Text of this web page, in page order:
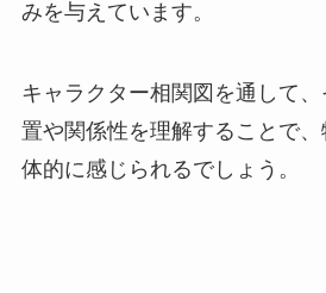
みを与えています。
キャラクター相関図を通して
置や関係性を理解することで
体的に感じられるでしょう。